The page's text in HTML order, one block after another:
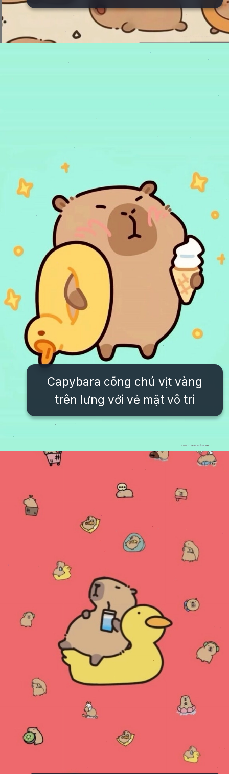
Capybara cõng chú vịt vàng
trên lưng với vẻ mặt vô tri
Đang mở